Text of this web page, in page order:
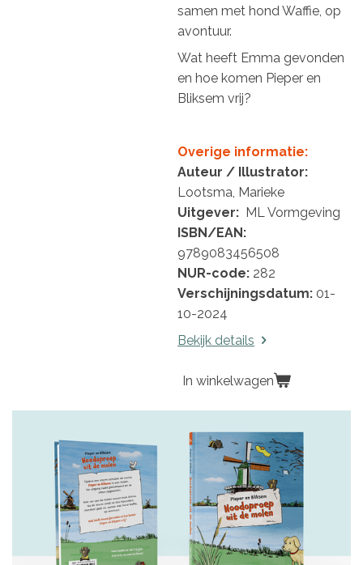
samen met hond Waffie, op
avontuur.
Wat heeft Emma gevonden
en hoe komen Pieper en
Bliksem vrij?
Overige informatie:
Auteur / Illustrator:
Lootsma, Marieke
Uitgever: ML Vormgeving
ISBN/EAN:
9789083456508
NUR-code: 282
Verschijningsdatum: 01-
10-2024
Bekijk details
In winkelwagen